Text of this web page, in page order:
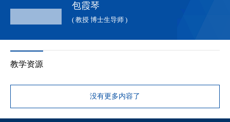
包霞琴
( 教授 博士生导师 )
教学资源
没有更多内容了